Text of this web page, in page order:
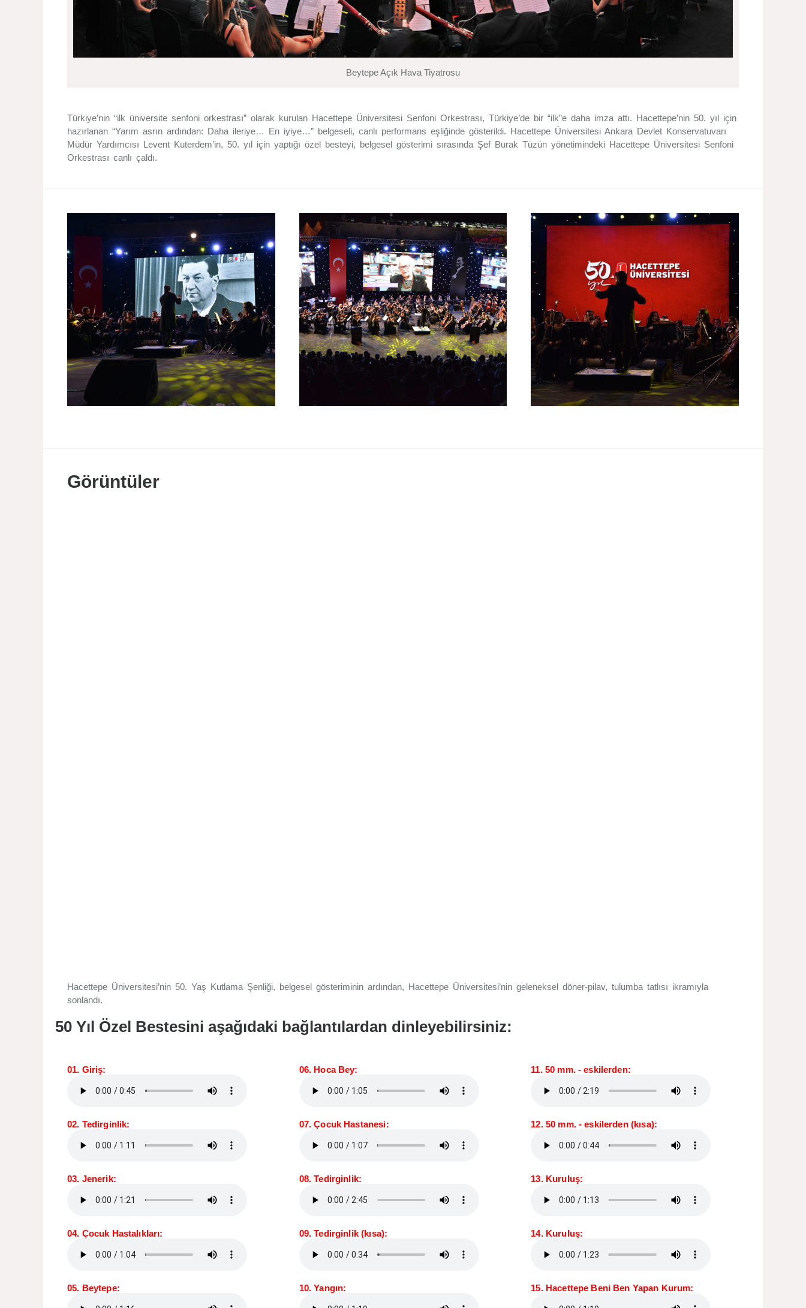
Beytepe Açık Hava Tiyatrosu
Türkiye’nin “ilk üniversite senfoni orkestrası” olarak kurulan Hacettepe Üniversitesi Senfoni Orkestrası, Türkiye’de bir “ilk”e daha imza attı. Hacettepe’nin 50. yıl için
hazırlanan “Yarım asrın ardından: Daha ileriye… En iyiye…” belgeseli, canlı performans eşliğinde gösterildi. Hacettepe Üniversitesi Ankara Devlet Konservatuvarı
Müdür Yardımcısı Levent Kuterdem’in, 50. yıl için yaptığı özel besteyi, belgesel gösterimi sırasında Şef Burak Tüzün yönetimindeki Hacettepe Üniversitesi Senfoni
Orkestrası canlı çaldı.
Görüntüler
Hacettepe Üniversitesi’nin 50. Yaş Kutlama Şenliği, belgesel gösteriminin ardından, Hacettepe Üniversitesi’nin geleneksel döner-pilav, tulumba tatlısı ikramıyla
sonlandı.
50 Yıl Özel Bestesini aşağıdaki bağlantılardan dinleyebilirsiniz:
01. Giriş:
02. Tedirginlik:
03. Jenerik:
04. Çocuk Hastalıkları:
05. Beytepe:
06. Hoca Bey:
07. Çocuk Hastanesi:
08. Tedirginlik:
09. Tedirginlik (kısa):
10. Yangın:
11. 50 mm. - eskilerden:
12. 50 mm. - eskilerden (kısa):
13. Kuruluş:
14. Kuruluş:
15. Hacettepe Beni Ben Yapan Kurum: